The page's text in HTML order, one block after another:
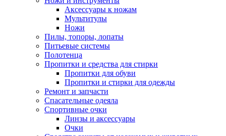
Аксессуары к ножам
Мультитулы
Ножи
Пилы, топоры, лопаты
Питьевые системы
Полотенца
Пропитки и средства для стирки
Пропитки для обуви
Пропитки и стирки для одежды
Ремонт и запчасти
Спасательные одеяла
Спортивные очки
Линзы и аксессуары
Очки